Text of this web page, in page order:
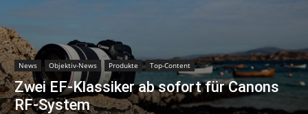
News Objektiv-News Produkte Top-Content
Zwei EF-Klassiker ab sofort für Canons
RF-System